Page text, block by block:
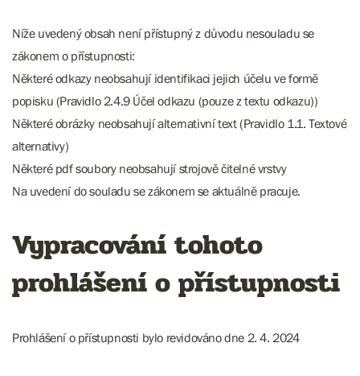
Níže uvedený obsah není přístupný z důvodu nesouladu se
zákonem o přístupnosti:
Některé odkazy neobsahují identifikaci jejich účelu ve formě
popisku (Pravidlo 2.4.9 Účel odkazu (pouze z textu odkazu))
Některé obrázky neobsahují alternativní text (Pravidlo 1.1. Textové
alternativy)
Některé pdf soubory neobsahují strojově čitelné vrstvy
Na uvedení do souladu se zákonem se aktuálně pracuje.
Vypracování tohoto
prohlášení o přístupnosti
Prohlášení o přístupnosti bylo revidováno dne 2. 4. 2024